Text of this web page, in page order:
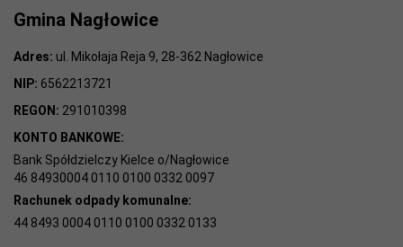
Gmina Nagłowice
Adres: ul. Mikołaja Reja 9, 28-362 Nagłowice
NIP: 6562213721
REGON: 291010398
KONTO BANKOWE:
Bank Spółdzielczy Kielce o/Nagłowice
46 84930004 0110 0100 0332 0097
Rachunek odpady komunalne:
44 8493 0004 0110 0100 0332 0133